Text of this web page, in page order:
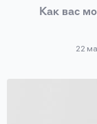
Как вас
22
контакты
политикой